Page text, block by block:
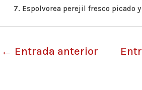
Espolvorea perejil fresco picado
← Entrada anterior